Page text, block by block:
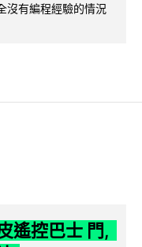
沒有編程經驗的情況
遙控巴士 門,